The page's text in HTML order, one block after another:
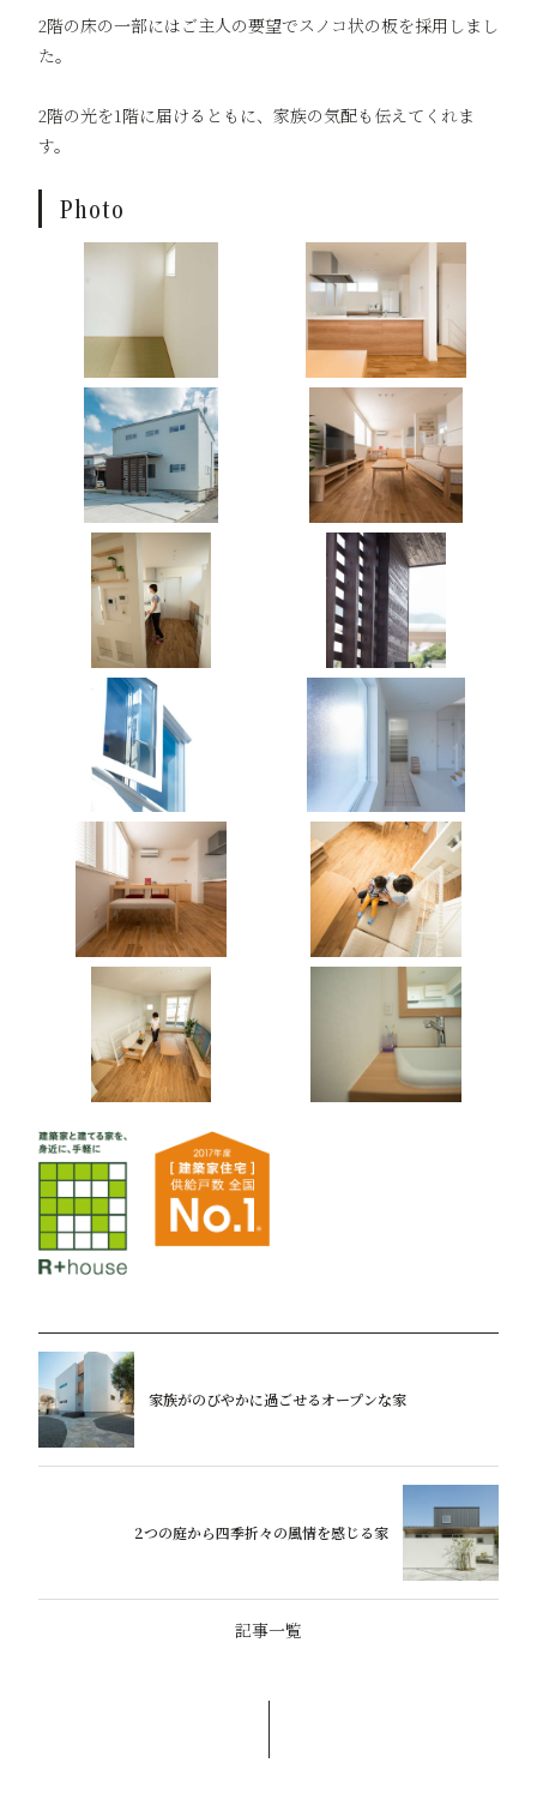
2階の床の一部にはご主人の要望でスノコ状の板を採用しまし
た。
2階の光を1階に届けるともに、家族の気配も伝えてくれま
す。
Photo
家族がのびやかに過ごせるオープンな家
記事一覧
2つの庭から四季折々の風情を感じる家